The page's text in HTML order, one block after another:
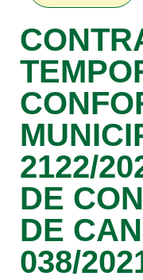
2122/
DE
DE
038/